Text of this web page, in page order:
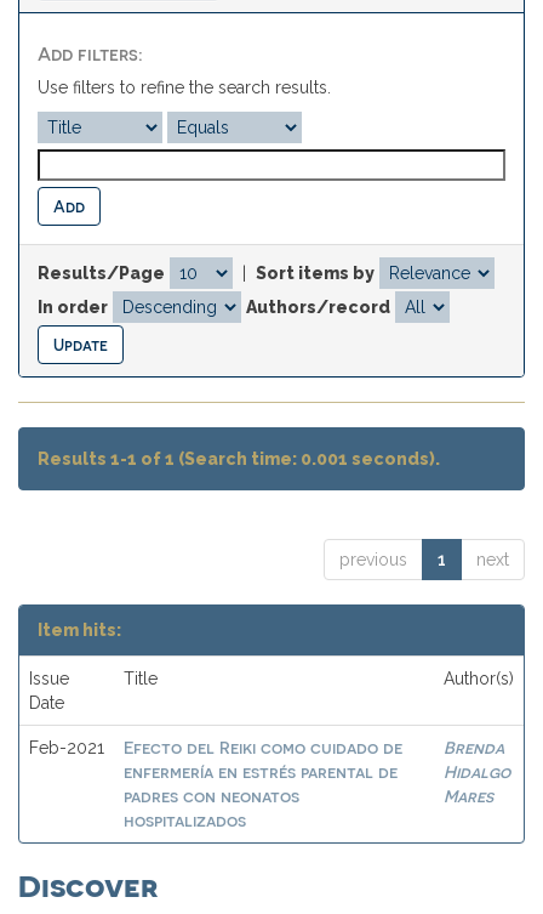
Add filters:
Use filters to refine the search results.
Results/Page
Sort items by
In order
Authors/record
Results 1-1 of 1 (Search time: 0.001 seconds).
previous 1 next
Item hits:
Issue
Date
Title Author(s)
Feb-2021
Efecto del Reiki como cuidado de
enfermería en estrés parental de
padres con neonatos
hospitalizados
Brenda
Hidalgo
Mares
Discover